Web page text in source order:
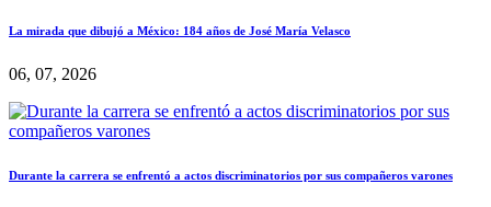
La mirada que dibujó a México: 184 años de José María Velasco
06, 07, 2026
Durante la carrera se enfrentó a actos discriminatorios por sus compañeros varones